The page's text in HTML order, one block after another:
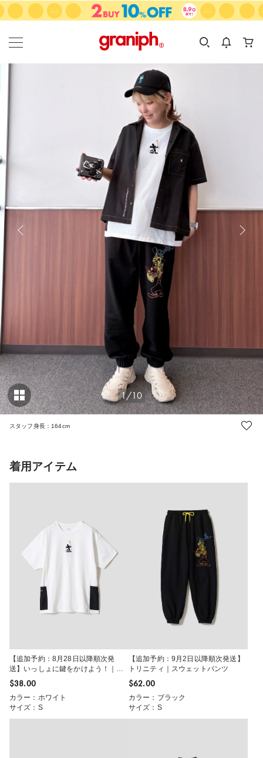
カテゴリーから探す
KIDS
カテゴリ
サイズ
1/10
スタッフ身長：164cm
着用アイテム
【追加予約：8月28日以降順次発
送】いっしょに鍵をかけよう！｜サ
イドポケットビッグシルエットTシャ
ツ
$‌38.00
カラー：ホワイト
サイズ：S
【追加予約：9月2日以降順次発送】
トリニティ｜スウェットパンツ
$‌62.00
カラー：ブラック
サイズ：S